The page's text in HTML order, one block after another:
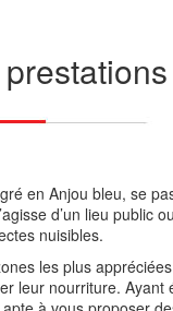
en Anjou bleu, se
d’un lieu public
nuisibles.
les plus
leur nourriture.